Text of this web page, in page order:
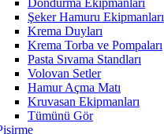
Dondurma Ekipmanları
Şeker Hamuru Ekipmanları
Krema Duyları
Krema Torba ve Pompaları
Pasta Sıvama Standları
Volovan Setler
Hamur Açma Matı
Kruvasan Ekipmanları
Tümünü Gör